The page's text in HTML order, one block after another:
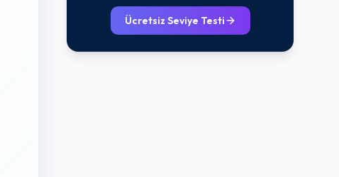
Ücretsiz Seviye Testi